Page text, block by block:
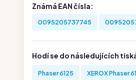
Známá EAN čísla:
0095205737745
Hodí se do následujících
Phaser 6125 XEROX Phaser